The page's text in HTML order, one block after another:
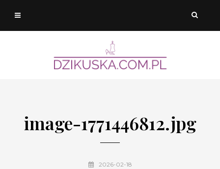
image-1771446812.jpg
2026-02-18